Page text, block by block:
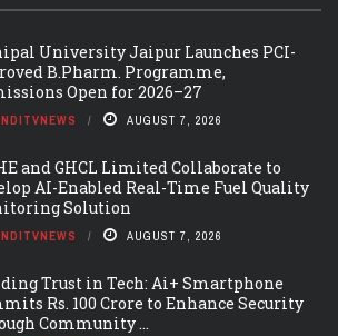
University Jaipur Launches PCI-
B.Pharm. Programme,
Open for 2026–27
AUGUST 7, 2026
and GHCL Limited Collaborate to
AI-Enabled Real-Time Fuel Quality
Solution
AUGUST 7, 2026
Trust in Tech: Ai+ Smartphone
Rs. 100 Crore to Enhance Security
Community ...